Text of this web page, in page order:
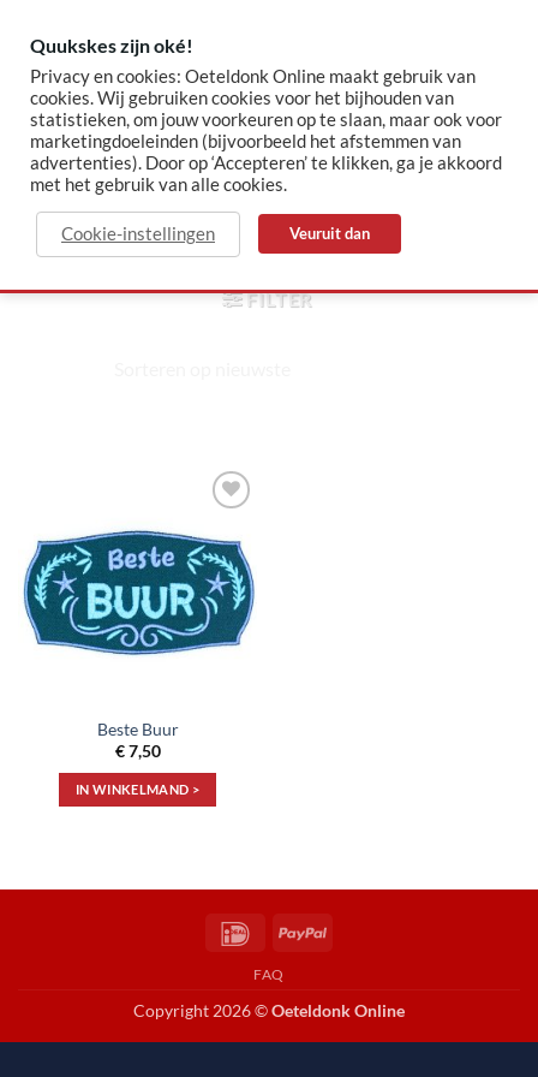
content
✓ Sinds 2015 jouw Oeteldonk-shop ✓ Veilig betalen via Mollie
buurman
HOME / PRODUCTEN GETAGGED “BUURMAN”
FILTER
aan
verlanglijst
Beste Buur
€7,50
IN WINKELMAND >
IDeal PayPal
FAQ
Copyright 2026 ©Oeteldonk Online
Quukskes zijn oké!
Privacy en cookies: Oeteldonk Online maakt gebruik van
cookies. Wij gebruiken cookies voor het bijhouden van
statistieken, om jouw voorkeuren op te slaan, maar ook voor
marketingdoeleinden (bijvoorbeeld het afstemmen van
advertenties). Door op ‘Accepteren’ te klikken, ga je akkoord
met het gebruik van alle cookies.
Cookie-instellingen Veuruit dan